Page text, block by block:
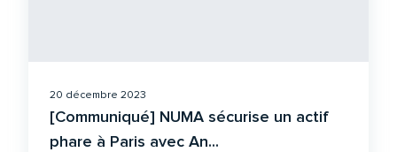
20 décembre 2023
[Communiqué] NUMA sécurise un actif
phare à Paris avec An...